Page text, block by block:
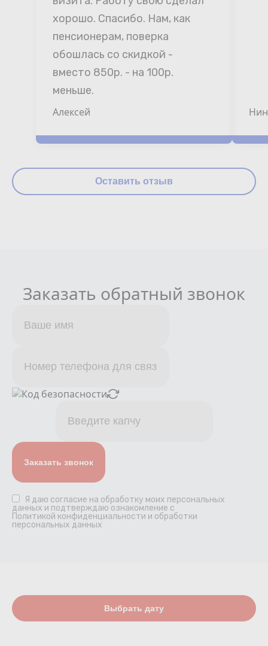
хорошо. Спасибо. Нам, как
пенсионерам, поверка
обошлась со скидкой -
вместо 850р. - на 100р.
меньше.
Алексей
Оставить отзыв
Заказать обратный звонок
Я даю согласие на обработку моих персональных
данных и подтверждаю ознакомление с
Политикой конфиденциальности и обработки
персональных данных
Выбрать дату